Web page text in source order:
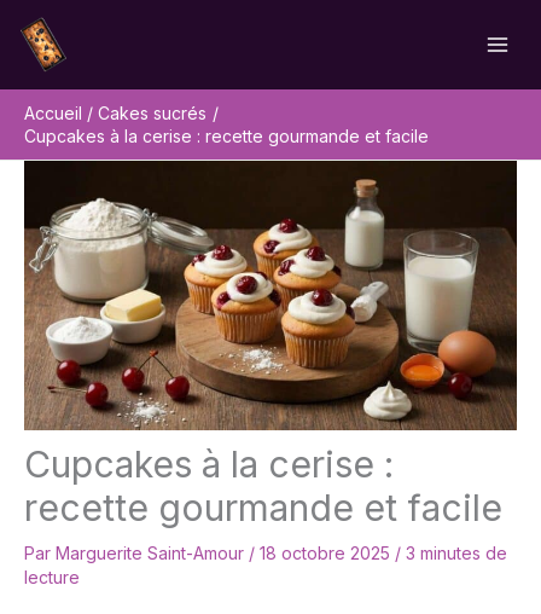
contenu
Accueil
Cakes sucrés
Cupcakes à la cerise : recette gourmande et facile
Cupcakes à la cerise :
recette gourmande et facile
Par Marguerite Saint-Amour / 18 octobre 2025 / 3 minutes de
lecture
Rechercher